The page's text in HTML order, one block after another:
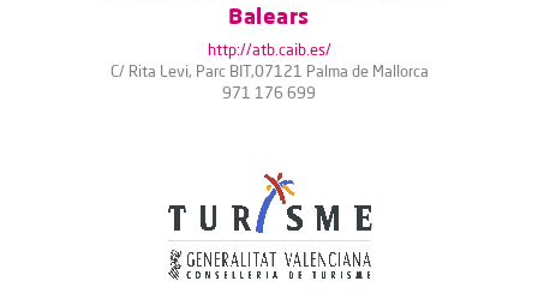
Balears
http://atb.caib.es/
C/ Rita Levi, Parc BIT,07121 Palma de Mallorca
971 176 699